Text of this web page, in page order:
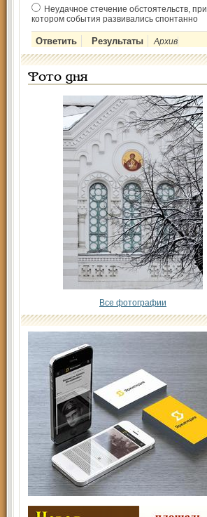
Неудачное стечение обстоятельств, при
котором события развивались спонтанно
Архив
Фото дня
Все фотографии